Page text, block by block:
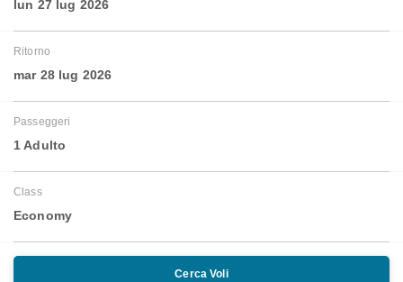
lun 27 lug 2026
Ritorno
mar 28 lug 2026
Passeggeri
1 Adulto
Class
Economy
Cerca Voli